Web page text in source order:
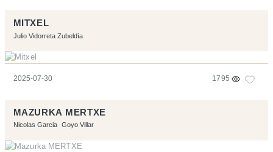
MITXEL
Julio Vidorreta Zubeldía
2025-07-30 1795
MAZURKA MERTXE
Nicolas Garcia Goyo Villar